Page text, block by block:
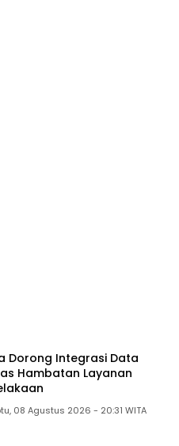
Dorong Integrasi Data
Hambatan Layanan
Sabtu, 08 Agustus 2026 - 20:31 WITA